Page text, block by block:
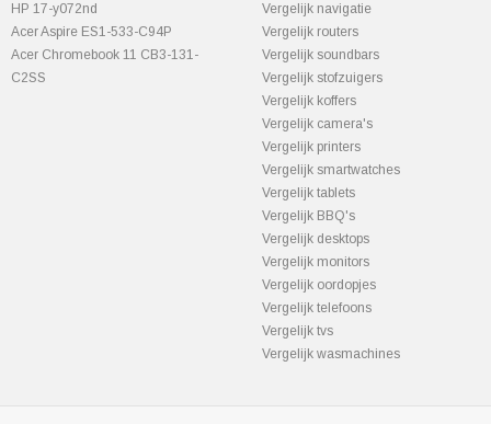
HP 17-y072nd
Acer Aspire ES1-533-C94P
Acer Chromebook 11 CB3-131-
C2SS
Vergelijk navigatie
Vergelijk routers
Vergelijk soundbars
Vergelijk stofzuigers
Vergelijk koffers
Vergelijk camera's
Vergelijk printers
Vergelijk smartwatches
Vergelijk tablets
Vergelijk BBQ's
Vergelijk desktops
Vergelijk monitors
Vergelijk oordopjes
Vergelijk telefoons
Vergelijk tvs
Vergelijk wasmachines